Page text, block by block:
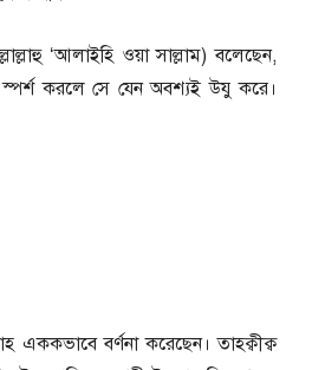
‘আলাইহি ওয়া সাল্লাম) বলেছেন,
করলে সে যেন অবশ্যই উযু করে।
এককভাবে বর্ণনা করেছেন। তাহক্বীক্ব